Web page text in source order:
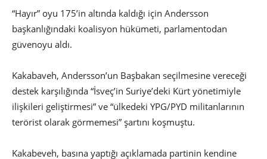
“Hayır” oyu 175’in altında kaldığı için Andersson
başkanlığındaki koalisyon hükümeti, parlamentodan
güvenoyu aldı.
Kakabaveh, Andersson’un Başbakan seçilmesine vereceği
destek karşılığında “İsveç’in Suriye’deki Kürt yönetimiyle
ilişkileri geliştirmesi” ve “ülkedeki YPG/PYD militanlarının
terörist olarak görmemesi” şartını koşmuştu.
Kakabeveh, basına yaptığı açıklamada partinin kendine